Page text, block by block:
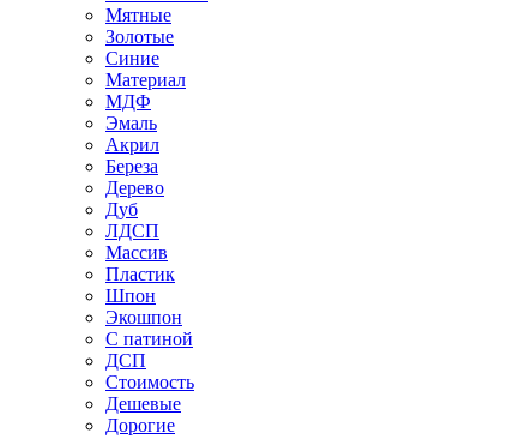
Мятные
Золотые
Синие
Материал
МДФ
Эмаль
Акрил
Береза
Дерево
Дуб
ЛДСП
Массив
Пластик
Шпон
Экошпон
С патиной
ДСП
Стоимость
Дешевые
Дорогие